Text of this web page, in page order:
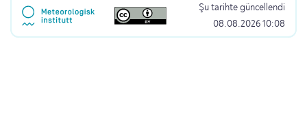
Şu tarihte güncellendi
08.08.2026 10:08